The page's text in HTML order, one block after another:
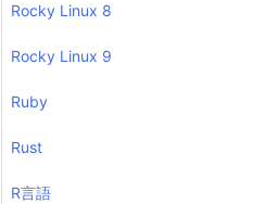
Rocky Linux 8
Rocky Linux 9
Ruby
Rust
R言語